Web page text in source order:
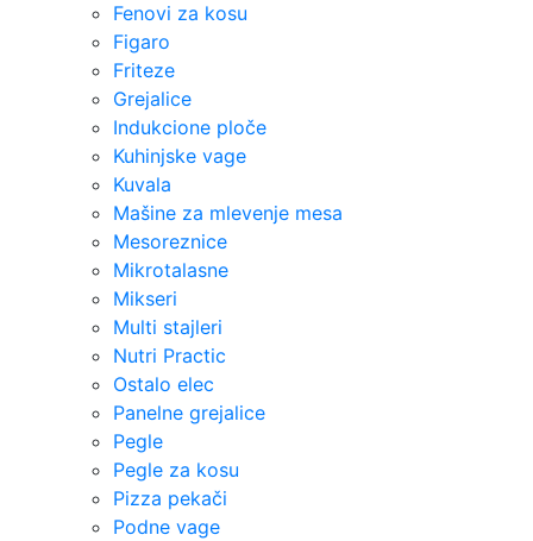
Fenovi za kosu
Figaro
Friteze
Grejalice
Indukcione ploče
Kuhinjske vage
Kuvala
Mašine za mlevenje mesa
Mesoreznice
Mikrotalasne
Mikseri
Multi stajleri
Nutri Practic
Ostalo elec
Panelne grejalice
Pegle
Pegle za kosu
Pizza pekači
Podne vage